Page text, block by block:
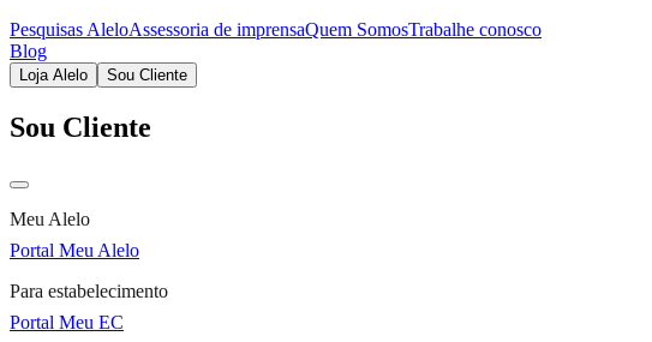
Pesquisas AleloAssessoria de imprensaQuem SomosTrabalhe conosco
Blog
Loja Alelo Sou Cliente
Sou Cliente
Meu Alelo
Portal Meu Alelo
Para estabelecimento
Portal Meu EC